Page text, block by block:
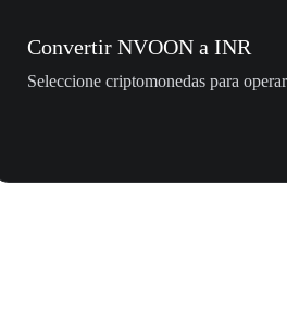
Convertir NVOON a INR
Seleccione criptomonedas para